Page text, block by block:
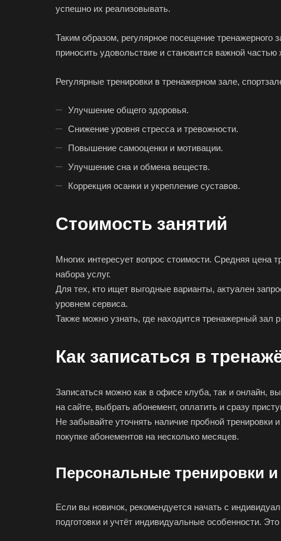
успешно их реализовывать.
Таким образом, регулярное посещение тренажерного
приносить удовольствие и становится важной частью
Регулярные тренировки в тренажерном зале,
Улучшение общего здоровья.
Снижение уровня стресса и тревожности.
Повышение самооценки и мотивации.
Улучшение сна и обмена веществ.
Коррекция осанки и укрепление суставов.
Стоимость занятий
Многих интересует вопрос стоимости. Средняя цена
набора услуг.
Для тех, кто ищет выгодные варианты, актуален
уровнем сервиса.
Также можно узнать, где находится тренажерный
Как записаться в
Записаться можно как в офисе клуба, так и онлайн,
на сайте, выбрать абонемент, оплатить и сразу
Не забывайте уточнять наличие пробной тренировки
покупке абонементов на несколько месяцев.
Персональные тренировки
Если вы новичок, рекомендуется начать с
подготовки и учтёт индивидуальные особенности.